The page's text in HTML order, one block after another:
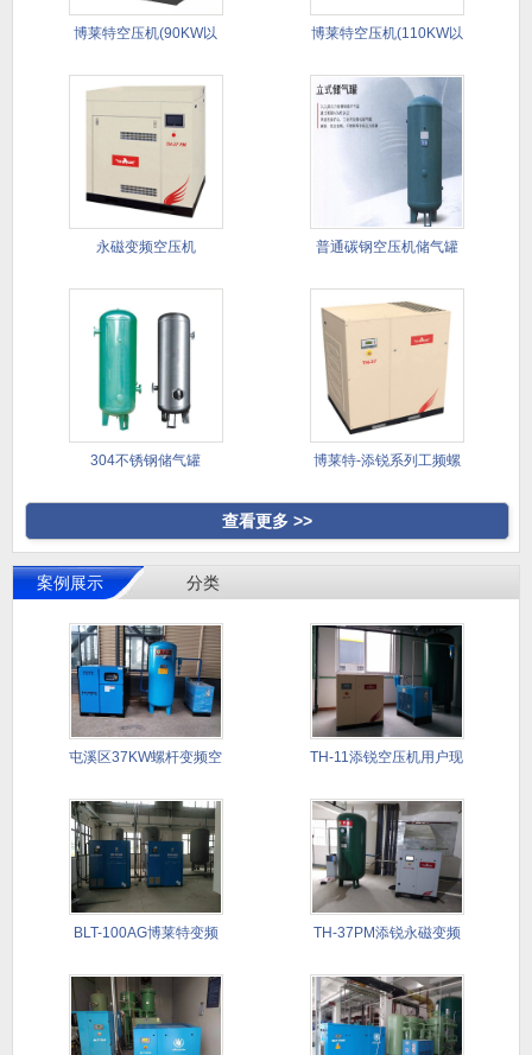
博莱特空压机(90KW以 博莱特空压机(110KW以
永磁变频空压机 普通碳钢空压机储气罐
304不锈钢储气罐 博莱特-添锐系列工频螺
查看更多 >>
案例展示 分类
屯溪区37KW螺杆变频空 TH-11添锐空压机用户现
BLT-100AG博莱特变频 TH-37PM添锐永磁变频